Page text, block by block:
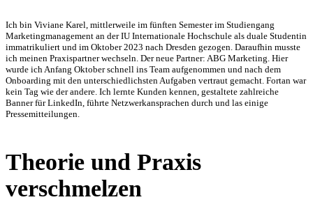
Ich bin Viviane Karel, mittlerweile im fünften Semester im Studiengang
Marketingmanagement an der IU Internationale Hochschule als duale Studentin
immatrikuliert und im Oktober 2023 nach Dresden gezogen. Daraufhin musste
ich meinen Praxispartner wechseln. Der neue Partner: ABG Marketing. Hier
wurde ich Anfang Oktober schnell ins Team aufgenommen und nach dem
Onboarding mit den unterschiedlichsten Aufgaben vertraut gemacht. Fortan war
kein Tag wie der andere. Ich lernte Kunden kennen, gestaltete zahlreiche
Banner für LinkedIn, führte Netzwerkansprachen durch und las einige
Pressemitteilungen.
Theorie und Praxis
verschmelzen